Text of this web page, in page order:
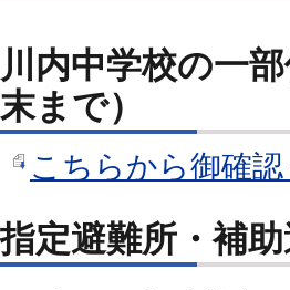
川内中学校の一
末まで）
こちらから御確
指定避難所・補